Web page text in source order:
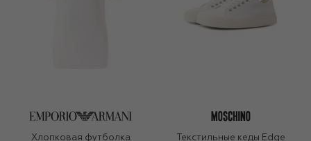
Хлопковая футболка
Текстильные кеды Edge